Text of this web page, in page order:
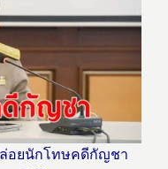
อยนักโทษคดีกัญชา